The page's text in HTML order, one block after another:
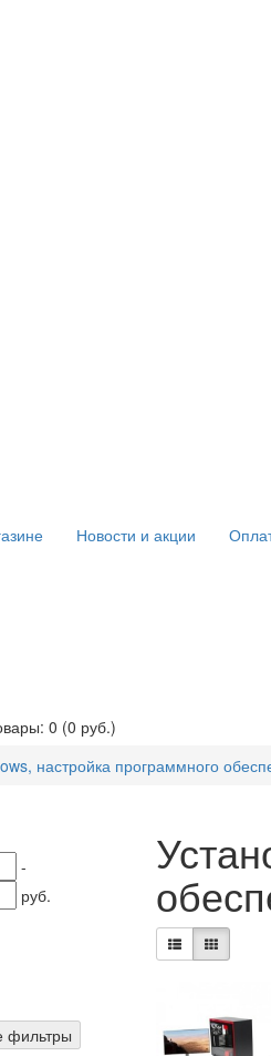
Новости и акции
0 (0 руб.)
настройка программного
-
руб.
фильтры